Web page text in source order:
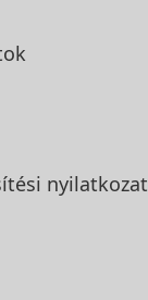
nyilatkozat